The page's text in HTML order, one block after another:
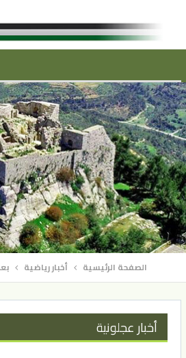
الصفحة الرئيسية أخبار رياضية بعد 20 عاما..
أخبار عجلونية